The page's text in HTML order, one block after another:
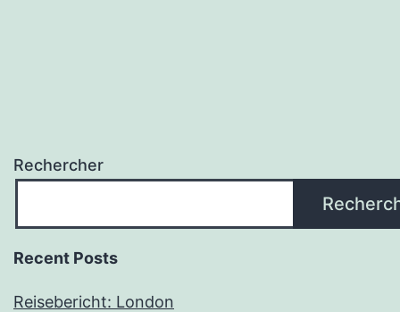
Rechercher
Recent Posts
Reisebericht: London